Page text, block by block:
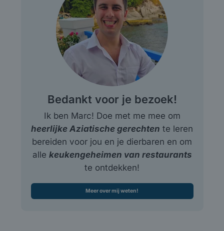
Bedankt voor je bezoek!
Ik ben Marc! Doe met me mee om
heerlijke Aziatische gerechten te leren
bereiden voor jou en je dierbaren en om
alle keukengeheimen van restaurants
te ontdekken!
Meer over mij weten!